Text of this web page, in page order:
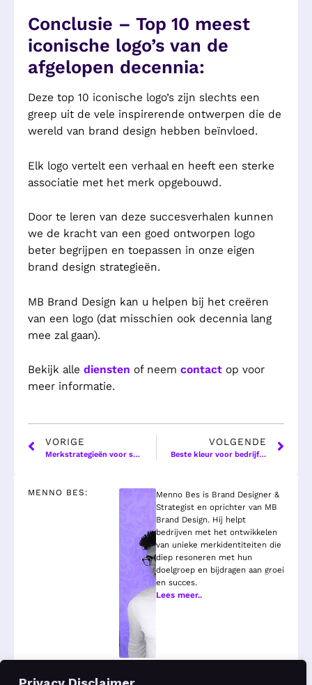
Conclusie – Top 10 meest
iconische logo’s van de
afgelopen decennia:
Deze top 10 iconische logo’s zijn slechts een
greep uit de vele inspirerende ontwerpen die de
wereld van brand design hebben beïnvloed.
Elk logo vertelt een verhaal en heeft een sterke
associatie met het merk opgebouwd.
Door te leren van deze succesverhalen kunnen
we de kracht van een goed ontworpen logo
beter begrijpen en toepassen in onze eigen
brand design strategieën.
MB Brand Design kan u helpen bij het creëren
van een logo (dat misschien ook decennia lang
mee zal gaan).
Bekijk alle diensten of neem contact op voor
meer informatie.
VORIGE
Merkstrategieën voor succesvolle merken – Tips en stappenplan
VOLGENDE
Beste kleur voor bedrijf – De invloed van kleur in Brand Design
MENNO BES:
Menno Bes is Brand Designer &
Strategist en oprichter van MB
Brand Design. Hij helpt
bedrijven met het ontwikkelen
van unieke merkidentiteiten die
diep resoneren met hun
doelgroep en bijdragen aan groei
en succes.
Lees meer..
Realiseer
alles
je
nodig
voor